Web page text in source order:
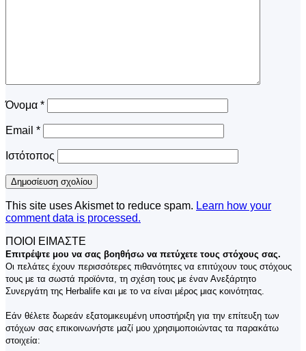
Όνομα *
Email *
Ιστότοπος
This site uses Akismet to reduce spam. Learn how your
comment data is processed.
ΠΟΙΟΙ ΕΙΜΑΣΤΕ
Επιτρέψτε μου να σας βοηθήσω να πετύχετε τους στόχους σας.
Οι πελάτες έχουν περισσότερες πιθανότητες να επιτύχουν τους στόχους
τους με τα σωστά προϊόντα, τη σχέση τους με έναν Ανεξάρτητο
Συνεργάτη της Herbalife και με το να είναι μέρος μιας κοινότητας.
Εάν θέλετε δωρεάν εξατομικευμένη υποστήριξη για την επίτευξη των
στόχων σας επικοινωνήστε μαζί μου χρησιμοποιώντας τα παρακάτω
στοιχεία: